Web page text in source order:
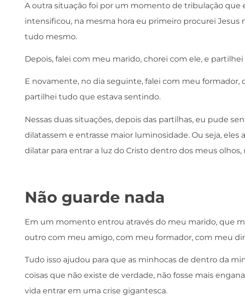
A outra situação foi por um momento de tribulação que
intensificou, na mesma hora eu primeiro procurei Jesus
tudo mesmo.
Depois, falei com meu marido, chorei com ele, e
E novamente, no dia seguinte, falei com meu
partilhei tudo que estava sentindo.
Nessas duas situações, depois das partilhas, eu pude
dilatassem e entrasse maior luminosidade. Ou seja,
dilatar para entrar a luz do Cristo dentro dos meus
Não guarde nada
Em um momento entrou através do meu marido, que
outro com meu amigo, com meu formador, com meu
Tudo isso ajudou para que as minhocas de dentro da
coisas que não existe de verdade, não fosse mais
vida entrar em uma crise gigantesca.